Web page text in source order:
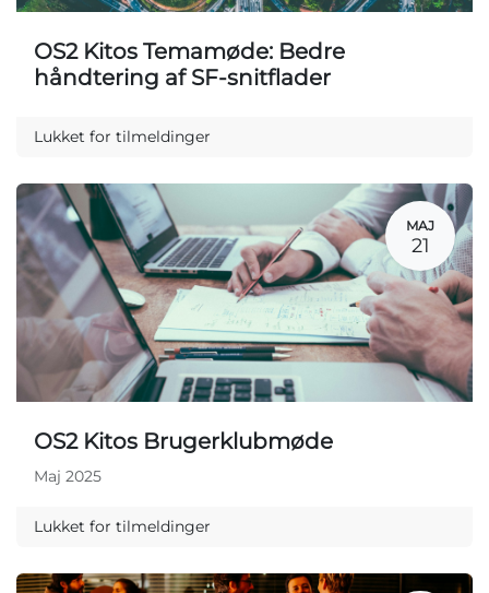
OS2 Kitos Temamøde: Bedre
håndtering af SF-snitflader
Lukket for tilmeldinger
MAJ
21
OS2 Kitos Brugerklubmøde
Maj 2025
Lukket for tilmeldinger